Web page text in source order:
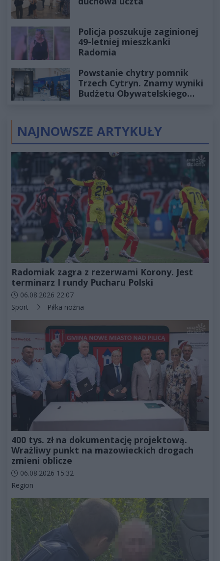
Policja poszukuje zaginionej
49-letniej mieszkanki
Radomia
Powstanie chytry pomnik
Trzech Cytryn. Znamy wyniki
Budżetu Obywatelskiego
NAJNOWSZE ARTYKUŁY
Radomiak zagra z rezerwami Korony. Jest
terminarz I rundy Pucharu Polski
Data dodania artykułu:
06.08.2026 22:07
Kategorie artykułu:
Sport Piłka nożna
400 tys. zł na dokumentację projektową.
Wrażliwy punkt na mazowieckich drogach
zmieni oblicze
Data dodania artykułu:
06.08.2026 15:32
Kategorie artykułu:
Region